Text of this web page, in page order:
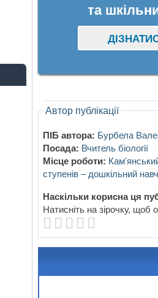
та
Автор публікації
ПІБ автора: Бурбела
Посада: Вчитель біології
Місце роботи:
ступенів – дошкільний
Наскільки корисна ця
Натисніть на зірочку, щоб